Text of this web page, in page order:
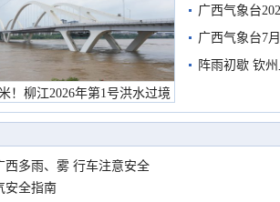
！柳江2026年第1号洪水过境
市民在堤岸见证汛况
广西气象台
预警
广西气象台7
阵雨初歇 钦
西多雨、雾 行车注意安全
安全指南